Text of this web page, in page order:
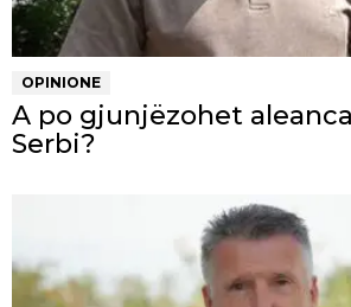
OPINIONE
A po gjunjëzohet
Serbi?